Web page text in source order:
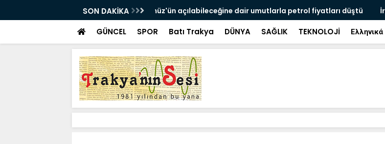
SON DAKİKA
dair umutlarla petrol fiyatları düştü İran ve Umman Hürmüz Boğazı anlaşması hazırlığında
GÜNCEL SPOR Batı Trakya DÜNYA SAĞLIK TEKNOLOJİ Ελληνικά